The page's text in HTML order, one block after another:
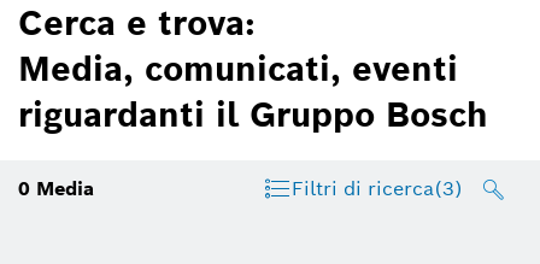
Cerca e trova:
Media, comunicati, eventi
riguardanti il Gruppo Bosch
0 Media Filtri di ricerca(3)